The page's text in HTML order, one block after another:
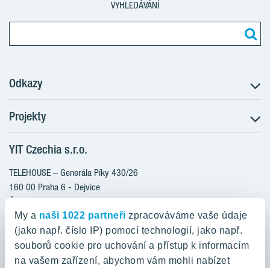
My a naši 1022 partneři zpracováváme vaše údaje
(jako např. číslo IP) pomocí technologií, jako např.
souborů cookie pro uchování a přístup k informacím
na vašem zařízení, abychom vám mohli nabízet
VYHLEDÁVÁNÍ
Odkazy
Postup koupě
Klientské změny
Aktuality
Blog
Kariéra
O nás
YIT PLUS
Projekty
RANTA Barrandov III
RANTA Barrandov IV
TOIVO Roztyly II
KALEVALA
VIRTA Kladno
KATTILA Kamýk
YIT Czechia s.r.o.
TELEHOUSE – Generála Píky 430/26
160 00 Praha 6 - Dejvice
Česká republika
800 200 666
domov@yit.cz